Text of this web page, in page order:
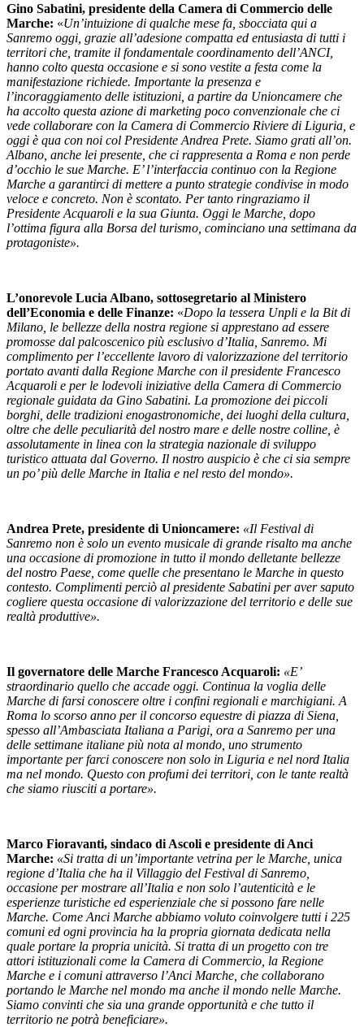
Gino Sabatini, presidente della Camera di Commercio delle
Marche: «Un’intuizione di qualche mese fa, sbocciata qui a
Sanremo oggi, grazie all’adesione compatta ed entusiasta di tutti i
territori che, tramite il fondamentale coordinamento dell’ANCI,
hanno colto questa occasione e si sono vestite a festa come la
manifestazione richiede. Importante la presenza e
l’incoraggiamento delle istituzioni, a partire da Unioncamere che
ha accolto questa azione di marketing poco convenzionale che ci
vede collaborare con la Camera di Commercio Riviere di Liguria, e
oggi è qua con noi col Presidente Andrea Prete. Siamo grati all’on.
Albano, anche lei presente, che ci rappresenta a Roma e non perde
d’occhio le sue Marche. E’ l’interfaccia continuo con la Regione
Marche a garantirci di mettere a punto strategie condivise in modo
veloce e concreto. Non è scontato. Per tanto ringraziamo il
Presidente Acquaroli e la sua Giunta. Oggi le Marche, dopo
l’ottima figura alla Borsa del turismo, cominciano una settimana da
protagoniste».
L’onorevole Lucia Albano, sottosegretario al Ministero
dell’Economia e delle Finanze: «Dopo la tessera Unpli e la Bit di
Milano, le bellezze della nostra regione si apprestano ad essere
promosse dal palcoscenico più esclusivo d’Italia, Sanremo. Mi
complimento per l’eccellente lavoro di valorizzazione del territorio
portato avanti dalla Regione Marche con il presidente Francesco
Acquaroli e per le lodevoli iniziative della Camera di Commercio
regionale guidata da Gino Sabatini. La promozione dei piccoli
borghi, delle tradizioni enogastronomiche, dei luoghi della cultura,
oltre che delle peculiarità del nostro mare e delle nostre colline, è
assolutamente in linea con la strategia nazionale di sviluppo
turistico attuata dal Governo. Il nostro auspicio è che ci sia sempre
un po’ più delle Marche in Italia e nel resto del mondo».
Andrea Prete, presidente di Unioncamere: «Il Festival di
Sanremo non è solo un evento musicale di grande risalto ma anche
una occasione di promozione in tutto il mondo delletante bellezze
del nostro Paese, come quelle che presentano le Marche in questo
contesto. Complimenti perciò al presidente Sabatini per aver saputo
cogliere questa occasione di valorizzazione del territorio e delle sue
realtà produttive».
Il governatore delle Marche Francesco Acquaroli: «E’
straordinario quello che accade oggi. Continua la voglia delle
Marche di farsi conoscere oltre i confini regionali e marchigiani. A
Roma lo scorso anno per il concorso equestre di piazza di Siena,
spesso all’Ambasciata Italiana a Parigi, ora a Sanremo per una
delle settimane italiane più nota al mondo, uno strumento
importante per farci conoscere non solo in Liguria e nel nord Italia
ma nel mondo. Questo con profumi dei territori, con le tante realtà
che siamo riusciti a portare».
Marco Fioravanti, sindaco di Ascoli e presidente di Anci
Marche: «Si tratta di un’importante vetrina per le Marche, unica
regione d’Italia che ha il Villaggio del Festival di Sanremo,
occasione per mostrare all’Italia e non solo l’autenticità e le
esperienze turistiche ed esperienziale che si possono fare nelle
Marche. Come Anci Marche abbiamo voluto coinvolgere tutti i 225
comuni ed ogni provincia ha la propria giornata dedicata nella
quale portare la propria unicità. Si tratta di un progetto con tre
attori istituzionali come la Camera di Commercio, la Regione
Marche e i comuni attraverso l’Anci Marche, che collaborano
portando le Marche nel mondo ma anche il mondo nelle Marche.
Siamo convinti che sia una grande opportunità e che tutto il
territorio ne potrà beneficiare».